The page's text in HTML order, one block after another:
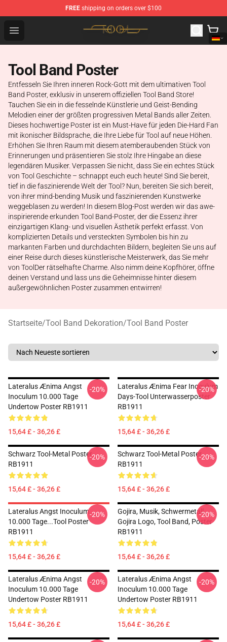
FREE shipping on orders over $100
Open menu
Tool Store - Official Tool Merchandise Shop
Tool Band Poster
Entfesseln Sie Ihren inneren Rock-Gott mit dem ultimativen Tool
Band Poster, exklusiv in unserem offiziellen Tool Band Store!
Tauchen Sie ein in die fesselnde Künstlerie und Geist-Bending
Melodien einer der größten progressiven Metal Bands aller Zeiten.
Dieses hochwertige Poster ist ein Must-Have für jeden Die-Hard Fan
mit ikonischer Bildsprache, die Ihre Liebe für Tool auf neue Höhen.
Erhöhen Sie Ihren Raum mit diesem atemberaubenden Stück von
Erinnerungen und präsentieren Sie stolz Ihre Hingabe an diese
legendären Musiker. Verpassen Sie nicht, dass Sie ein echtes Stück
von Tool Geschichte – schnappt euch euch heute! Sind Sie bereit,
tief in die faszinierende Welt der Tool? Nun, bereiten Sie sich bereit,
von ihrer mind-bending Musik und faszinierenden Kunstwerke
weggeblasen zu werden! In diesem Blog-Post werden wir das awe-
inspirierende erkunden Tool Band-Poster, der die Essenz ihrer
einzigartigen Klang- und visuellen Ästhetik perfekt erfasst. Von
komplizierten Details und versteckten Symbolen bis hin zu
markanten Farben und durchdachten Bildern, begleiten Sie uns auf
einer Reise durch dieses künstlerische Meisterwerk, das Sie mehr
von ToolDer rätselhafte Charme. Also nimm deine Kopfhörer, öffne
deinen Verstand und lass uns die Geheimnisse hinter diesem
außergewöhnlichen Poster zusammen entwirren!
Startseite/Tool Band Dekoration/Tool Band Poster
Lateralus Ænima Angst
Inoculum 10.000 Tage
Undertow Poster RB1911
15,64 £ - 36,26 £
-20%
Lateralus Ænima Fear Inoculum
Days-Tool Unterwasserposter
RB1911
15,64 £ - 36,26 £
-20%
Schwarz Tool-Metal Poster
RB1911
15,64 £ - 36,26 £
-20%
Schwarz Tool-Metal Poster
RB1911
15,64 £ - 36,26 £
-20%
Lateralus Angst Inoculum
10.000 Tage...tool Poster
RB1911
15,64 £ - 36,26 £
-20%
Gojira, Musik, Schwermetall,
Gojira Logo, Tool Band, Poster
RB1911
15,64 £ - 36,26 £
-20%
Lateralus Ænima Angst
Inoculum 10.000 Tage
Undertow Poster RB1911
15,64 £ - 36,26 £
-20%
Lateralus Ænima Angst
Inoculum 10.000 Tage
Undertow Poster RB1911
15,64 £ - 36,26 £
-20%